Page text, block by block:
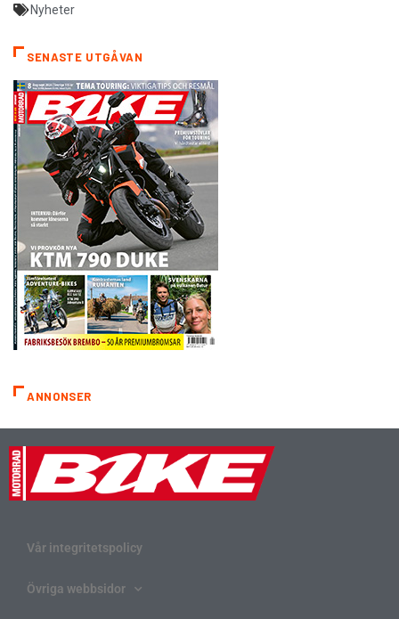
Nyheter
SENASTE UTGÅVAN
ANNONSER
Vår integritetspolicy
Övriga webbsidor